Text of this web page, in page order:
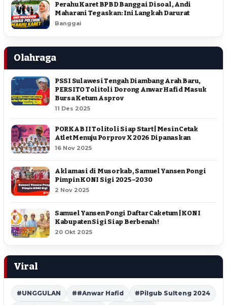
Perahu Karet BPBD Banggai Disoal, Andi
Maharani Tegaskan: Ini Langkah Darurat
Banggai
Olahraga
PSSI Sulawesi Tengah Diambang Arah Baru,
PERSITO Tolitoli Dorong Anwar Hafid Masuk
Bursa Ketum Asprov
11 Des 2025
PORKAB II Tolitoli Siap Start | Mesin Cetak
Atlet Menuju Porprov X 2026 Dipanaskan
16 Nov 2025
Aklamasi di Musorkab, Samuel Yansen Pongi
Pimpin KONI Sigi 2025–2030
2 Nov 2025
Samuel Yansen Pongi Daftar Caketum | KONI
Kabupaten Sigi Siap Berbenah !
20 Okt 2025
Viral
#UNGGULAN ##Anwar Hafid #Pilgub Sulteng 2024